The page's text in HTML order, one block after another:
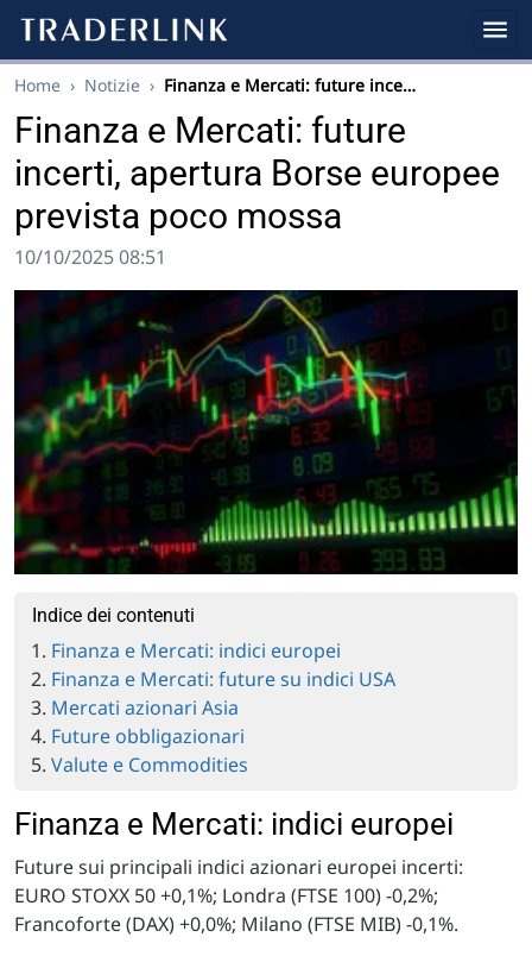
Home › Notizie › Finanza e Mercati: future ince…
Finanza e Mercati: future
incerti, apertura Borse europee
prevista poco mossa
10/10/2025 08:51
Indice dei contenuti
Finanza e Mercati: indici europei
Finanza e Mercati: future su indici USA
Mercati azionari Asia
Future obbligazionari
Valute e Commodities
Finanza e Mercati: indici europei
Future sui principali indici azionari europei incerti:
EURO STOXX 50 +0,1%; Londra (FTSE 100) -0,2%;
Francoforte (DAX) +0,0%; Milano (FTSE MIB) -0,1%.